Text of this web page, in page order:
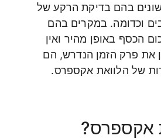
שונים בהם בדיקת הרקע של
וכדומה. במקרים בהם
הכסף באופן מהיר ואין
את פרק הזמן הנדרש, הם
של הלוואת אקספרס.
אקספרס?